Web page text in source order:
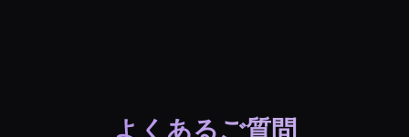
よくあるご質問